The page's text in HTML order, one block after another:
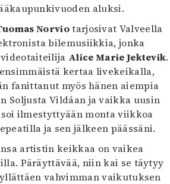
aluksi.
Norviotarjosivat Valveella
bilemusiikkia, jonka
Alice Marie Jektevik.
kertaa livekeikalla,
fanittanut myös hänen aiempia
Soljusta Vildáan ja vaikka uusin
ilmestyttyään monta viikkoa
ja sen jälkeen päässäni.
artistin keikkaa on vaikea
Päräyttävää, niin kai se täytyy
vahvimman vaikutuksen